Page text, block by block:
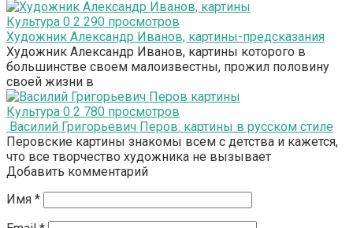
Культура 0 2 290 просмотров
Художник Александр Иванов, картины-предсказания
Художник Александр Иванов, картины которого в
большинстве своем малоизвестны, прожил половину
своей жизни в
Культура 0 2 780 просмотров
Василий Григорьевич Перов: картины в русском стиле
Перовские картины знакомы всем с детства и кажется,
что все творчество художника не вызывает
Добавить комментарий
Имя *